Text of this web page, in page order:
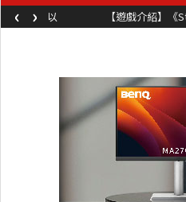
【遊戲介紹】《Steel
兩鍵操作動作極致流暢試玩
‹ ›